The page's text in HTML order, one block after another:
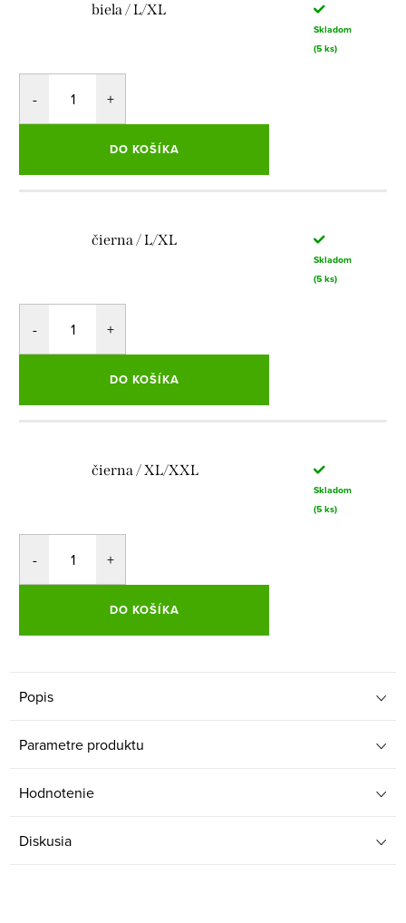
biela / L/XL
Skladom
(5 ks)
DO KOŠÍKA
čierna / L/XL
Skladom
(5 ks)
DO KOŠÍKA
čierna / XL/XXL
Skladom
(5 ks)
DO KOŠÍKA
Popis
Parametre produktu
Hodnotenie
Diskusia